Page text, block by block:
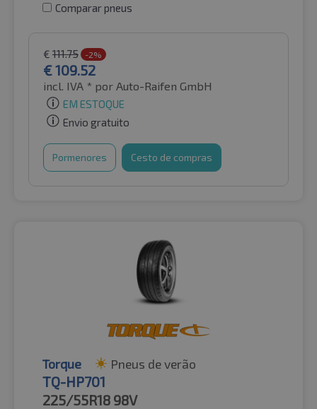
Comparar pneus
€ 111.75 -2%
€109.52
incl. IVA * por Auto-Raifen GmbH
EM ESTOQUE
Envio gratuito
Pormenores Cesto de compras
Torque Pneus de verão
TQ-HP701
225/55R18 98V